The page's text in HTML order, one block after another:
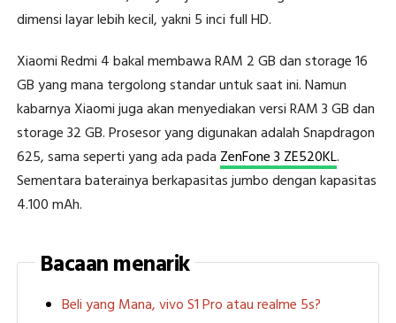
dimensi layar lebih kecil, yakni 5 inci full HD.
Xiaomi Redmi 4 bakal membawa RAM 2 GB dan storage 16
GB yang mana tergolong standar untuk saat ini. Namun
kabarnya Xiaomi juga akan menyediakan versi RAM 3 GB dan
storage 32 GB. Prosesor yang digunakan adalah Snapdragon
625, sama seperti yang ada pada ZenFone 3 ZE520KL.
Sementara baterainya berkapasitas jumbo dengan kapasitas
4.100 mAh.
Bacaan menarik
Beli yang Mana, vivo S1 Pro atau realme 5s?